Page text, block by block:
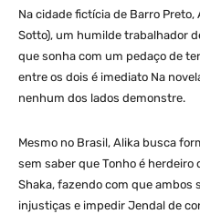
Na cidade fictícia de Barro
Sotto), um humilde trabalhador
que sonha com um pedaço de
entre os dois é imediato Na
nenhum dos lados demonstre.
Mesmo no Brasil, Alika busca
sem saber que Tonho é
Shaka, fazendo com que ambos
injustiças e impedir Jendal de